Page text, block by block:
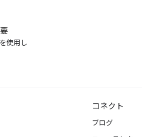
使用し
コネクト
ブログ